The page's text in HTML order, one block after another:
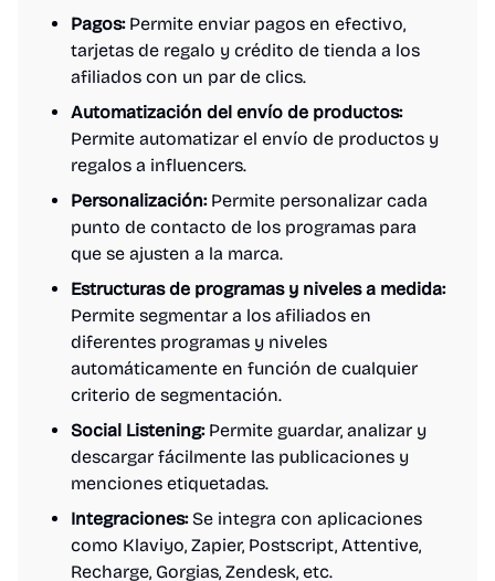
Pagos:Permite enviar pagos en efectivo,
tarjetas de regalo y crédito de tienda a los
afiliados con un par de clics.
Automatización del envío de productos:
Permite automatizar el envío de productos y
regalos a influencers.
Personalización:Permite personalizar cada
punto de contacto de los programas para
que se ajusten a la marca.
Estructuras de programas y niveles a medida:
Permite segmentar a los afiliados en
diferentes programas y niveles
automáticamente en función de cualquier
criterio de segmentación.
Social Listening:Permite guardar, analizar y
descargar fácilmente las publicaciones y
menciones etiquetadas.
Integraciones:Se integra con aplicaciones
como Klaviyo, Zapier, Postscript, Attentive,
Recharge, Gorgias, Zendesk, etc.